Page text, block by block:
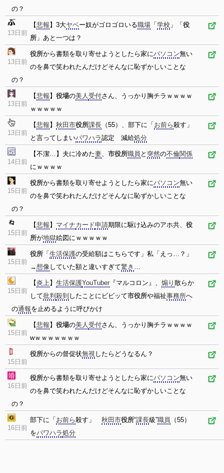
の？
13日前
【悲報 】3大ヤベー奴がゴロゴロいる職場 「 学校 」「 役
所 」あと一つは？
13日前
役所から書類を取り寄せようとしたら家にパソコン無い
のを鼻で笑われたんだけどそんなに恥ずかしいことな
の？
13日前
【悲報 】 役場の美人受付さん、うっかり胸チラｗｗｗｗ
ｗｗｗｗｗ
13日前
【悲報 】 秋田市役所課長 （55）、部下に「 お前ら殺す」
と言ってしまいパワハラ認定 減給処分
14日前
【不潔…】夫に冷めた妻、 市役所職員 と 突然の不倫関係
にｗｗｗｗ
15日前
役所から書類を取り寄せようとしたら家にパソコン無い
のを鼻で笑われたんだけどそんなに恥ずかしいことな
の？
15日前
【悲報 】 マイナカード申請期限に駆け込みのアホ共、 役
所が地獄絵図にｗｗｗｗｗ
15日前
役所 「 生活保護の受給額はこちらです」私「えっ…？」
→想像していた額と違いすぎて驚き …
15日前
【炎上】 生活保護YouTuber 『マルコロン』、 煽り 散らか
して批判 殺到 したことにビビッて市役所や福祉事務所へ
の通報を止めるように呼びかけ
15日前
【悲報 】 役場の美人受付さん、うっかり胸チラｗｗｗｗ
wｗｗｗｗｗｗｗ
15日前
役所からの督促状無視したらどうなるん？
16日前
役所から書類を取り寄せようとしたら家にパソコン無い
のを鼻で笑われたんだけどそんなに恥ずかしいことな
の？
16日前
部下に「 お前ら殺す」 秋田市役所“課長級”職員
（55）
をパワハラ処分